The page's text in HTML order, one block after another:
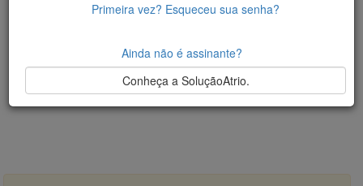
Primeira vez? Esqueceu sua senha?
Ainda não é assinante?
Conheça a SoluçãoAtrio.